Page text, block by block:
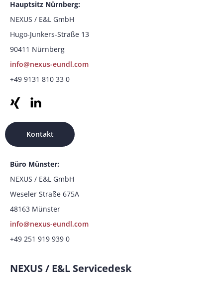
Hauptsitz Nürnberg:
NEXUS / E&L GmbH
Hugo-Junkers-Straße 13
90411 Nürnberg
info@nexus-eundl.com
+49 9131 810 33 0
Büro Münster:
NEXUS / E&L GmbH
Weseler Straße 675A
48163 Münster
info@nexus-eundl.com
+49 251 919 939 0
NEXUS / E&L Servicedesk
Kontakt